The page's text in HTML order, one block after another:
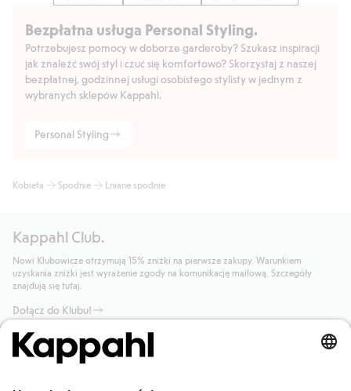
Bezpłatna usługa Personal Styling.
Potrzebujesz pomocy w doborze garderoby? Szukasz inspiracji
jak znaleźć swój styl i czuć się komfortowo? Skorzystaj z naszej
bezpłatnej, godzinnej usługi osobistego stylisty w jednym z
wybranych sklepów Kappahl.
Personal Styling
Kobieta Spodnie Lniane spodnie
Kappahl Club.
Nowi Klubowicze otrzymują 15% zniżki na pierwsze zakupy. Warunkiem
uzyskania zniżki jest wyrażenie zgody na komunikację mailową. Szczegóły
znajdują się tutaj.
Dołącz do Klubu!